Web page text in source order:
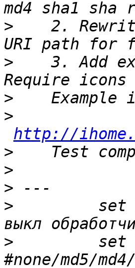
>
2.
>
3. Add
>
>
http://
>
>
>
>
set
>
set